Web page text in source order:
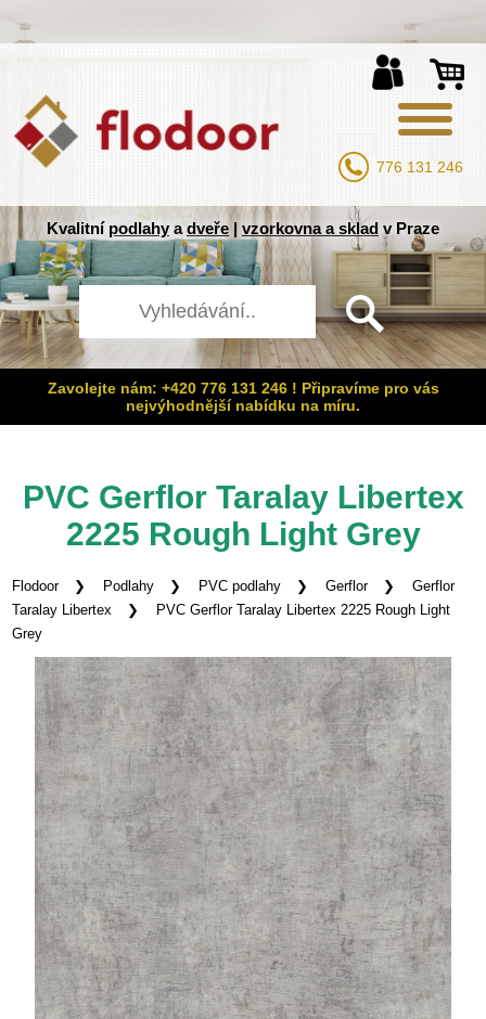
776 131 246
Kvalitní podlahyadveře| vzorkovna a sklad v Praze
Zavolejte nám: +420 776 131 246 ! Připravíme pro vás
nejvýhodnější nabídku na míru.
PVC Gerflor Taralay Libertex
2225 Rough Light Grey
Flodoor Podlahy PVC podlahy Gerflor
Gerflor
Taralay Libertex
PVC Gerflor Taralay Libertex 2225 Rough Light
Grey